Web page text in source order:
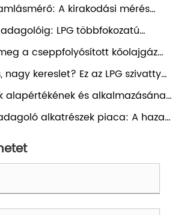
A kirakodási mérés
korszakon” túl
LPG többfokozatú
mozgásban tartja a dolgokat
a cseppfolyósított kőolajgáz
a nagynyomású átviteli
kereslet? Ez az LPG szivattyú
alapértékének és alkalmazásának
alkatrészek piaca: A hazai